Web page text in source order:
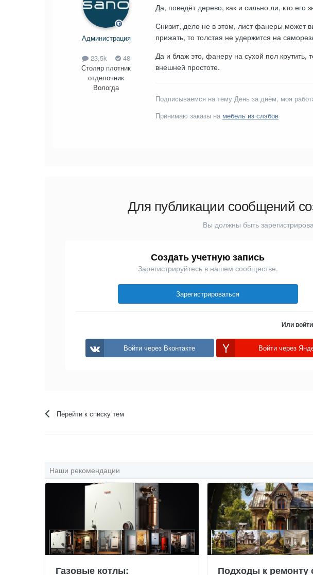
Администрация
23,5k
48
Столяр плотник
отделочник
Вологда
Да, поведёт дерево, как и сильно ли, кто его
Снизит, дело не в этом, лист фанеры может
прижать, то толстая не удержится на
Да и блаж это, фанеру на сухой пол крутить,
внешней простоте.
Подписываемся на тему День за днём, моя
Принимаю заказы на мебель из слэбов
Для публикации сообщений
Вы должны быть
Создать учетную запись
Зарегистрируйтесь в нашем сообществе.
Зарегистрироваться
Или
Войти через Вконтакте Войти через
Перейти к списку тем
Наши рекомендации
Газовые котлы:
Подходы к ремонту